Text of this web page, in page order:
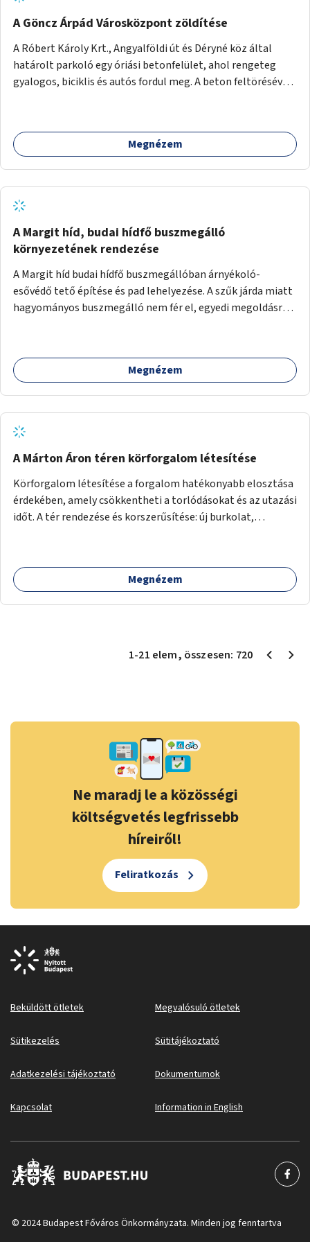
A Göncz Árpád Városközpont zöldítése
A Róbert Károly Krt., Angyalföldi út és Déryné köz által
határolt parkoló egy óriási betonfelület, ahol rengeteg
gyalogos, biciklis és autós fordul meg. A beton feltörésével,
menti járda és a parkoló közé kellene egy zöld sáv,
virágágyásokkal a meglévő fák alá, a lakóépület felőli két
Megnézem
A Margit híd, budai hídfő buszmegálló
környezetének rendezése
A Margit híd budai hídfő buszmegállóban árnyékoló-
esővédő tető építése és pad lehelyezése. A szűk járda miatt
hagyományos buszmegálló nem fér el, egyedi megoldásra
Megnézem
A Márton Áron téren körforgalom létesítése
Körforgalom létesítése a forgalom hatékonyabb elosztása
érdekében, amely csökkentheti a torlódásokat és az utazási
időt. A tér rendezése és korszerűsítése: új burkolat,
időznek.
Megnézem
1-21 elem, összesen: 720
Ne maradj le a közösségi
költségvetés legfrissebb
híreiről!
Feliratkozás
Beküldött ötletek Megvalósuló ötletek
Sütikezelés Sütitájékoztató
Adatkezelési tájékoztató Dokumentumok
Kapcsolat Information in English
© 2024 Budapest Főváros Önkormányzata. Minden jog fenntartva